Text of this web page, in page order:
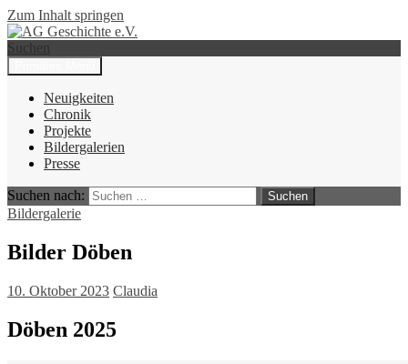
Zum Inhalt springen
AG Geschichte e.V.
Suchen
Neuigkeiten
Chronik
Projekte
Bildergalerien
Presse
Suchen nach:
Bildergalerie
Bilder Döben
10. Oktober 2023 Claudia
Döben 2025